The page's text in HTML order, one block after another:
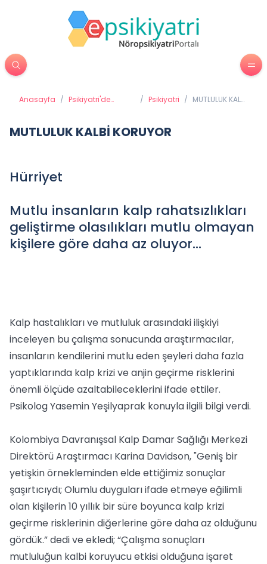
Anasayfa / Psikiyatri'de
/ Psikiyatri / MUTLULUK KALBİ
MUTLULUK KALBİ KORUYOR
Hürriyet
Mutlu insanların kalp rahatsızlıkları
geliştirme olasılıkları mutlu olmayan
kişilere göre daha az oluyor...
Kalp hastalıkları ve mutluluk arasındaki ilişkiyi
inceleyen bu çalışma sonucunda araştırmacılar,
insanların kendilerini mutlu eden şeyleri daha fazla
yaptıklarında kalp krizi ve anjin geçirme risklerini
önemli ölçüde azaltabileceklerini ifade ettiler.
Psikolog Yasemin Yeşilyaprak konuyla ilgili bilgi verdi.
Kolombiya Davranışsal Kalp Damar Sağlığı Merkezi
Direktörü Araştırmacı Karina Davidson, "Geniş bir
yetişkin örnekleminden elde ettiğimiz sonuçlar
şaşırtıcıydı; Olumlu duyguları ifade etmeye eğilimli
olan kişilerin 10 yıllık bir süre boyunca kalp krizi
geçirme risklerinin diğerlerine göre daha az olduğunu
gördük.” dedi ve ekledi; “Çalışma sonuçları
mutluluğun kalbi koruyucu etkisi olduğuna işaret